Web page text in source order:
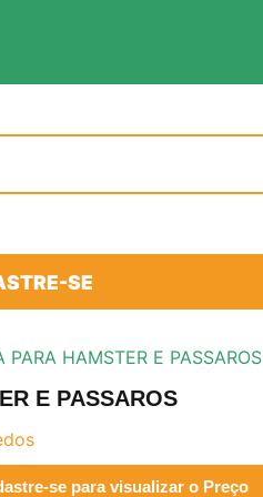
SE
PARA HAMSTER E PASSAROS
E PASSAROS
se para visualizar o Preço